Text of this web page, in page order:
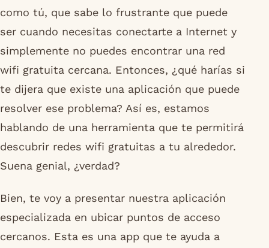
como tú, que sabe lo frustrante que puede
ser cuando necesitas conectarte a Internet y
simplemente no puedes encontrar una red
wifi gratuita cercana. Entonces, ¿qué harías si
te dijera que existe una aplicación que puede
resolver ese problema? Así es, estamos
hablando de una herramienta que te permitirá
descubrir redes wifi gratuitas a tu alrededor.
Suena genial, ¿verdad?
Bien, te voy a presentar nuestra aplicación
especializada en ubicar puntos de acceso
cercanos. Esta es una app que te ayuda a